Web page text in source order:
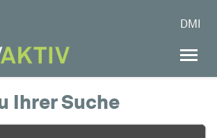
DMI
Ihrer Suche